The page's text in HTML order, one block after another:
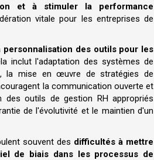
et à stimuler la performance
vitale pour les entreprises de
personnalisation des outils pour les
inclut l'adaptation des systèmes de
la mise en œuvre de stratégies de
la communication ouverte et
des outils de gestion RH appropriés
de l'évolutivité et le maintien d'un
souvent des difficultés à mettre
de biais dans les processus de